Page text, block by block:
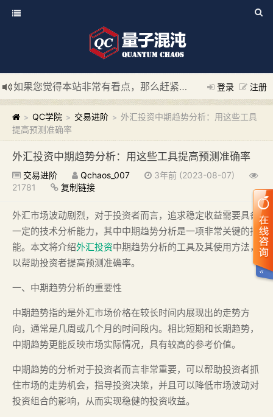
登录 注册
如果您觉得本站非常有看点，那么赶紧使用Ctrl+D 收藏我们吧
新添加量子混沌系统板块，欢迎大家访问！
---“量子混沌系
> QC学院 > 交易进阶 > 外汇投资中期趋势分析：用这些工具
提高预测准确率
外汇投资中期趋势分析：用这些工具提高预测准确率
交易进阶 Qchaos_007
3年前 (2023-08-07)
21781
复制链接
外汇市场波动剧烈，对于投资者而言，追求稳定收益需要具备
一定的技术分析能力，其中中期趋势分析是一项非常关键的技
能。本文将介绍外汇投资中期趋势分析的工具及其使用方法，
以帮助投资者提高预测准确率。
一、中期趋势分析的重要性
中期趋势指的是外汇市场价格在较长时间内展现出的走势方
向，通常是几周或几个月的时间段内。相比短期和长期趋势，
中期趋势更能反映市场实际情况，具有较高的参考价值。
中期趋势的分析对于投资者而言非常重要，可以帮助投资者抓
住市场的走势机会，指导投资决策，并且可以降低市场波动对
投资组合的影响，从而实现稳健的投资收益。